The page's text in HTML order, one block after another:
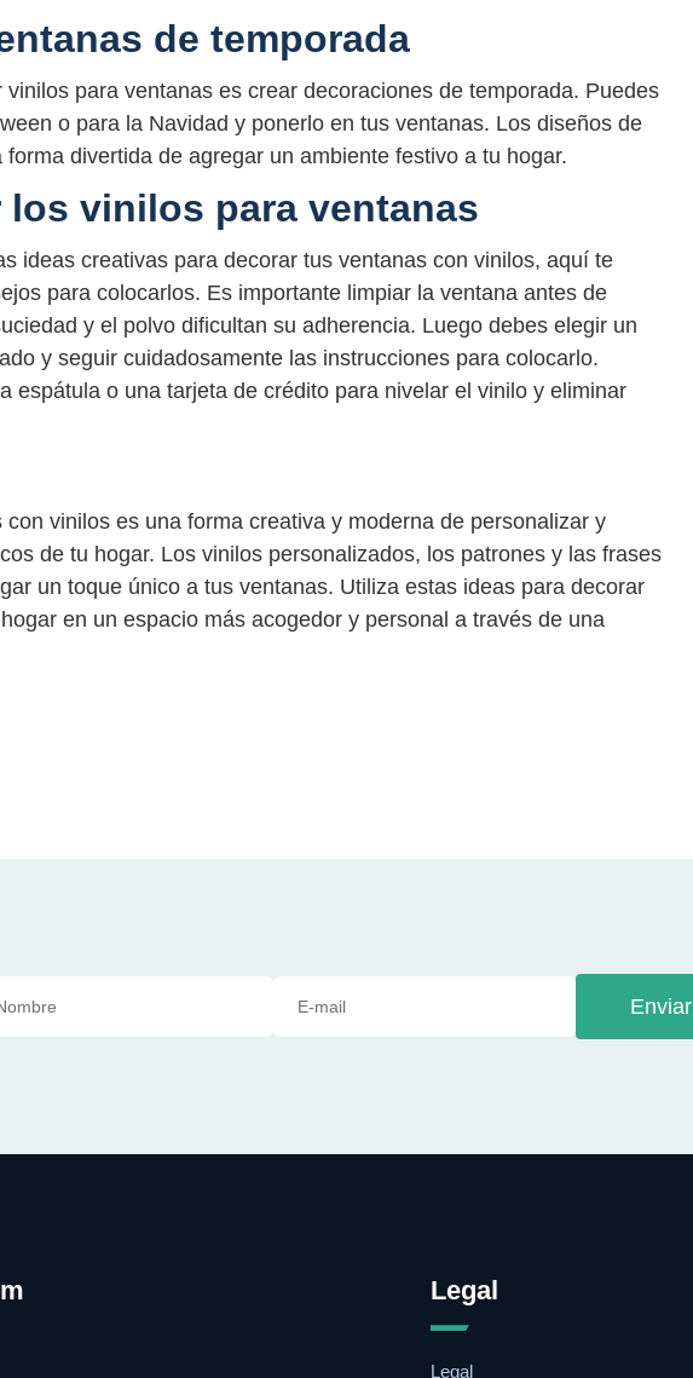
de temporada
para ventanas es crear decoraciones de temporada. Puedes
o para la Navidad y ponerlo en tus ventanas. Los diseños de
divertida de agregar un ambiente festivo a tu hogar.
los vinilos para ventanas
ideas creativas para decorar tus ventanas con vinilos, aquí te
para colocarlos. Es importante limpiar la ventana antes de
y el polvo dificultan su adherencia. Luego debes elegir un
y seguir cuidadosamente las instrucciones para colocarlo.
espátula o una tarjeta de crédito para nivelar el vinilo y eliminar
vinilos es una forma creativa y moderna de personalizar y
de tu hogar. Los vinilos personalizados, los patrones y las frases
un toque único a tus ventanas. Utiliza estas ideas para decorar
en un espacio más acogedor y personal a través de una
Enviar
Legal
Legal